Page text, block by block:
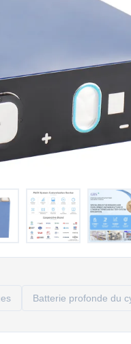
Batterie profonde du